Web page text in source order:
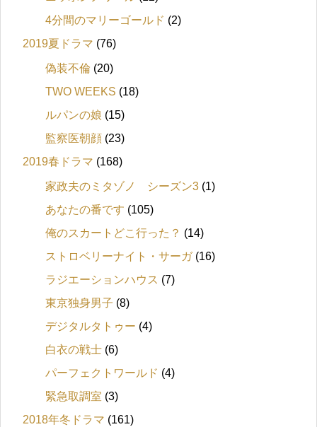
4分間のマリーゴールド (2)
2019夏ドラマ (76)
偽装不倫 (20)
TWO WEEKS (18)
ルパンの娘 (15)
監察医朝顔 (23)
2019春ドラマ (168)
家政夫のミタゾノ シーズン3 (1)
あなたの番です (105)
俺のスカートどこ行った？ (14)
ストロベリーナイト・サーガ(16)
ラジエーションハウス (7)
東京独身男子 (8)
デジタルタトゥー (4)
白衣の戦士 (6)
パーフェクトワールド (4)
緊急取調室 (3)
2018年冬ドラマ (161)